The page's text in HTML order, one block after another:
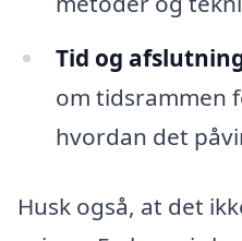
Tid og
om tidsrammen
hvordan det
Husk også, at det